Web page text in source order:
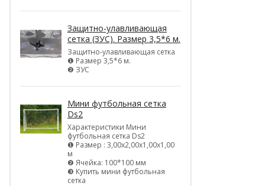
Защитно-улавливающая
сетка (ЗУС). Размер 3,5*6 м.
Защитно-улавливающая сетка
❶ Размер 3,5*6 м.
❷ ЗУС
Мини футбольная сетка
Ds2
Характеристики Мини
футбольная сетка Ds2
❶ Размер : 3,00х2,00х1,00х1,00
м
❷ Ячейка: 100*100 мм
❸ Купить мини футбольная
сетка